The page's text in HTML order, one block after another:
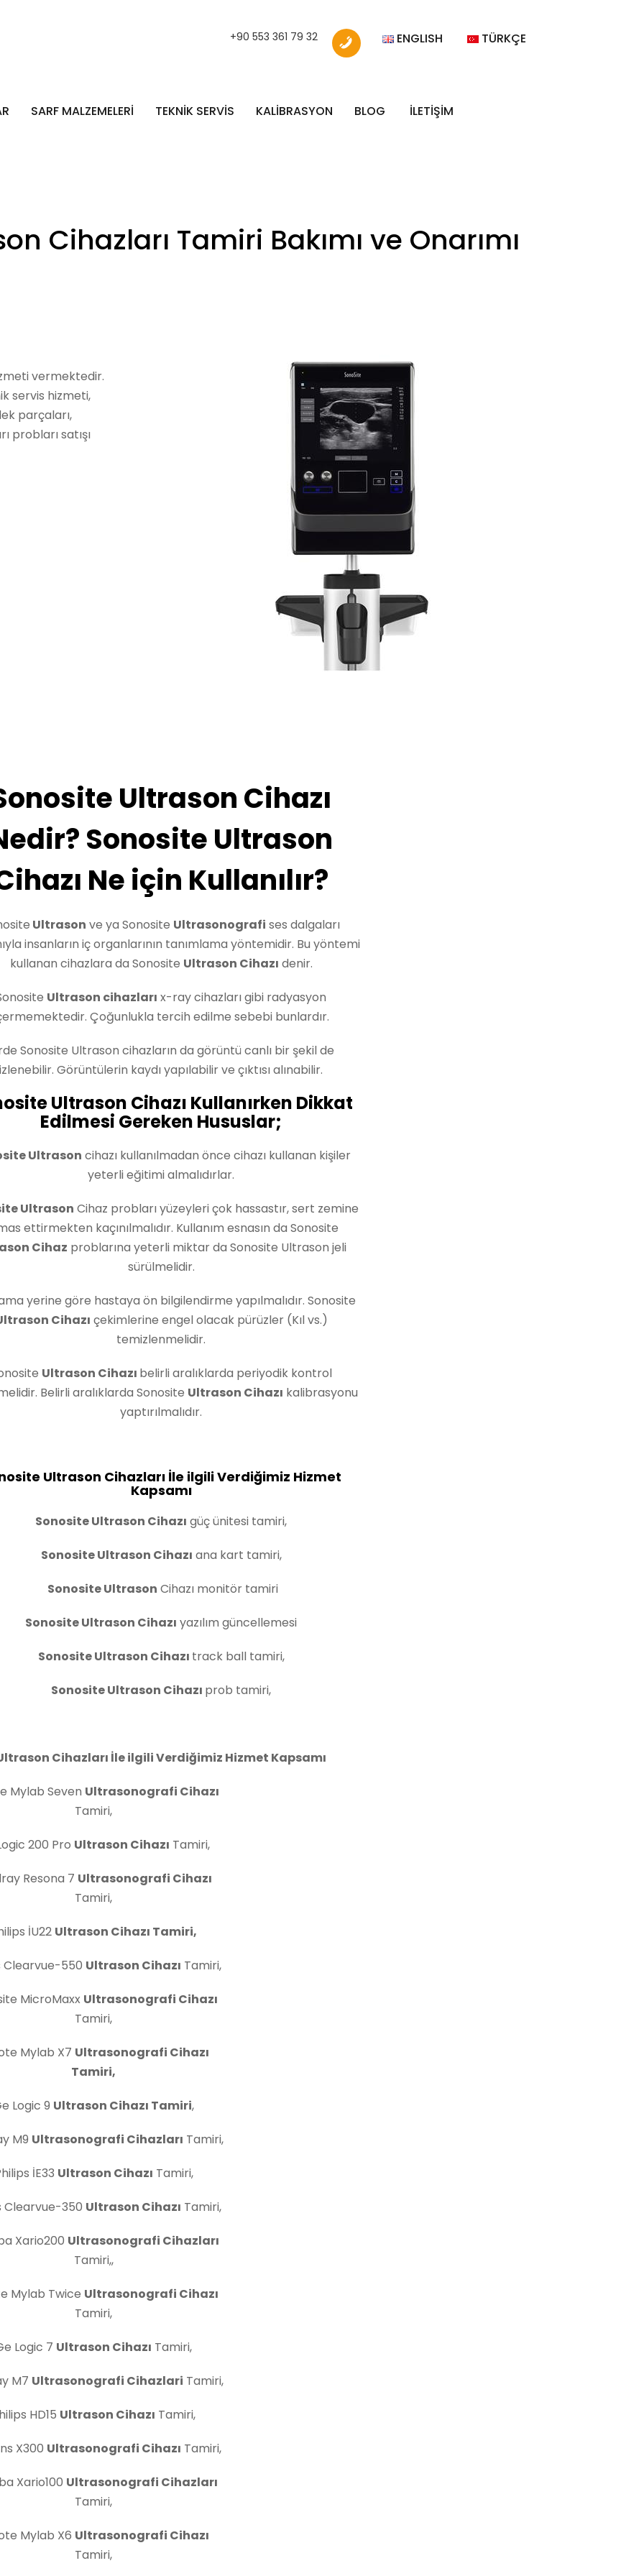
+90 553 361 79 32 ENGLISH TÜRKÇE
SARF MALZEMELERİ TEKNİK SERVİS KALİBRASYON BLOG İLETİŞİM
Cihazları Tamiri Bakımı ve Onarımı
vermektedir.
servis hizmeti,
parçaları,
probları satışı
Ultrason Cihazı
Sonosite Ultrason
Ne için Kullanılır?
Ultrason ve ya Sonosite Ultrasonografi ses dalgaları
insanların iç organlarının tanımlama yöntemidir. Bu yöntemi
kullanan cihazlara da Sonosite Ultrason Cihazı denir.
Ultrason cihazları x-ray cihazları gibi radyasyon
Çoğunlukla tercih edilme sebebi bunlardır.
Sonosite Ultrason cihazların da görüntü canlı bir şekil de
izlenebilir. Görüntülerin kaydı yapılabilir ve çıktısı alınabilir.
Ultrason Cihazı Kullanırken Dikkat
Edilmesi Gereken Hususlar;
Ultrason cihazı kullanılmadan önce cihazı kullanan kişiler
yeterli eğitimi almalıdırlar.
Ultrason Cihaz probları yüzeyleri çok hassastır, sert zemine
ettirmekten kaçınılmalıdır. Kullanım esnasın da Sonosite
Cihaz problarına yeterli miktar da Sonosite Ultrason jeli
sürülmelidir.
yerine göre hastaya ön bilgilendirme yapılmalıdır. Sonosite
Cihazı çekimlerine engel olacak pürüzler (Kıl vs.)
temizlenmelidir.
Ultrason Cihazı belirli aralıklarda periyodik kontrol
Belirli aralıklarda Sonosite Ultrason Cihazı kalibrasyonu
yaptırılmalıdır.
Ultrason Cihazları İle ilgili Verdiğimiz Hizmet
Kapsamı
Sonosite Ultrason Cihazı güç ünitesi tamiri,
Sonosite Ultrason Cihazı ana kart tamiri,
Sonosite Ultrason Cihazı monitör tamiri
Sonosite Ultrason Cihazı yazılım güncellemesi
Sonosite Ultrason Cihazı track ball tamiri,
Sonosite Ultrason Cihazı prob tamiri,
Cihazları İle ilgili Verdiğimiz Hizmet Kapsamı
Mylab Seven Ultrasonografi Cihazı
Tamiri,
200 Pro Ultrason Cihazı Tamiri,
Resona 7 Ultrasonografi Cihazı
Tamiri,
İU22 Ultrason Cihazı Tamiri,
Clearvue-550 Ultrason Cihazı Tamiri,
MicroMaxx Ultrasonografi Cihazı
Tamiri,
Mylab X7 Ultrasonografi Cihazı
Tamiri,
Logic 9 Ultrason Cihazı Tamiri,
M9 Ultrasonografi Cihazları Tamiri,
İE33 Ultrason Cihazı Tamiri,
Clearvue-350 Ultrason Cihazı Tamiri,
Xario200 Ultrasonografi Cihazları
Tamiri,,
Mylab Twice Ultrasonografi Cihazı
Tamiri,
Logic 7 Ultrason Cihazı Tamiri,
M7 Ultrasonografi Cihazlari Tamiri,
HD15 Ultrason Cihazı Tamiri,
X300 Ultrasonografi Cihazı Tamiri,
Xario100 Ultrasonografi Cihazları
Tamiri,
Mylab X6 Ultrasonografi Cihazı
Tamiri,